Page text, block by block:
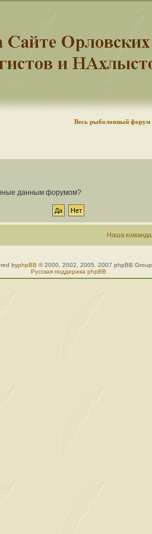
Весь рыболовный форум
данным форумом?
Наша команда
byphpBB © 2000, 2002, 2005, 2007 phpBB Group
Русская поддержка phpBB